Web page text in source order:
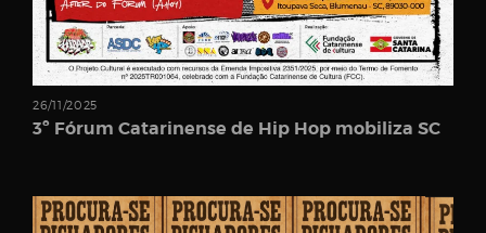
Register
Username
Password
26/11/2025
3º Fórum Catarinense de Hip Hop mobiliza SC